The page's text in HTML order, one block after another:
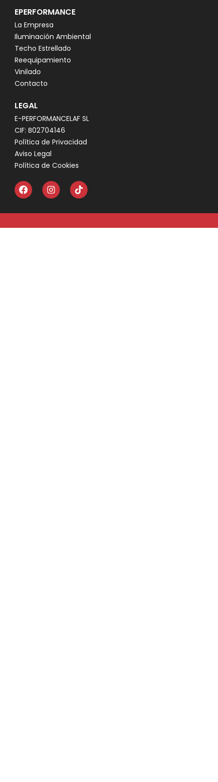
EPERFORMANCE
La Empresa
Iluminación Ambiental
Techo Estrellado
Reequipamiento
Vinilado
Contacto
LEGAL
E-PERFORMANCELAF SL
CIF: B02704146
Política de Privacidad
Aviso Legal
Política de Cookies